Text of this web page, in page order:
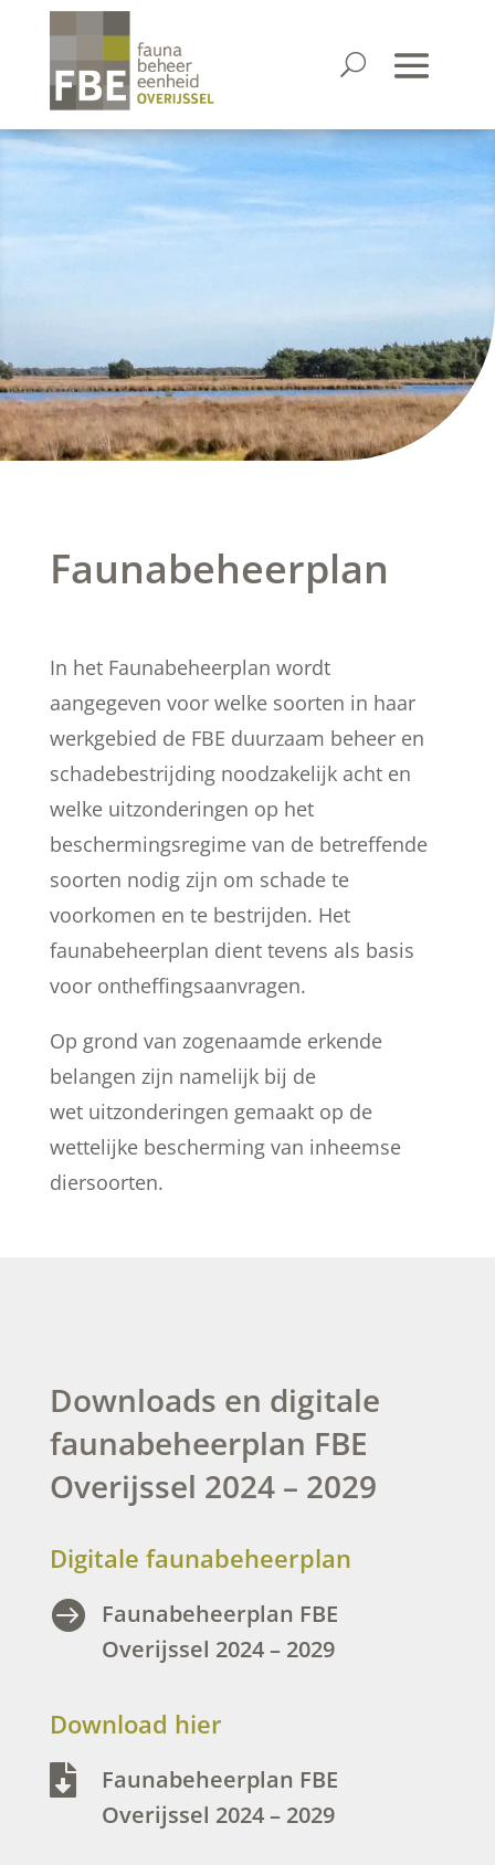
Faunabeheerplan
In het Faunabeheerplan wordt
aangegeven voor welke soorten in haar
werkgebied de FBE duurzaam beheer en
schadebestrijding noodzakelijk acht en
welke uitzonderingen op het
beschermingsregime van de betreffende
soorten nodig zijn om schade te
voorkomen en te bestrijden. Het
faunabeheerplan dient tevens als basis
voor ontheffingsaanvragen.
Op grond van zogenaamde erkende
belangen zijn namelijk bij de
wet uitzonderingen gemaakt op de
wettelijke bescherming van inheemse
diersoorten.
Downloads en digitale
faunabeheerplan FBE
Overijssel 2024 – 2029
Digitale faunabeheerplan

Faunabeheerplan FBE
Overijssel 2024 – 2029
Download hier

Faunabeheerplan FBE
Overijssel 2024 – 2029